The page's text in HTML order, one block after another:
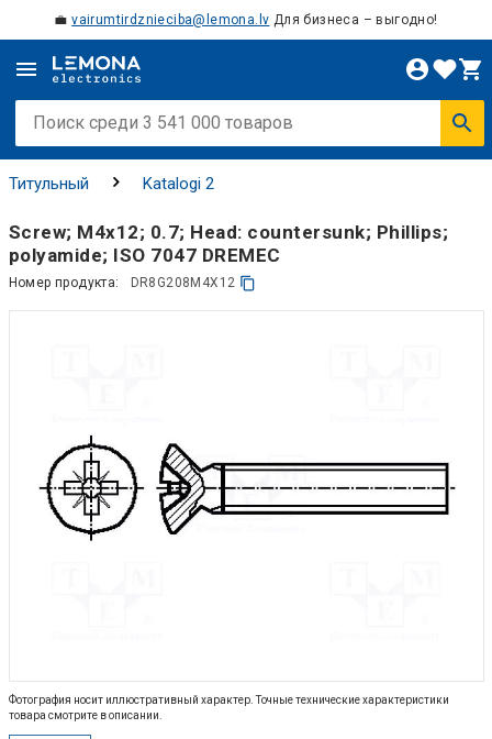
💼vairumtirdznieciba@lemona.lv Для бизнеса – выгодно!
Титульный Katalogi 2
Screw; M4x12; 0.7; Head: countersunk; Phillips;
polyamide; ISO 7047 DREMEC
Номер продукта: DR8G208M4X12
Фотография носит иллюстративный характер. Точные технические характеристики
товара смотрите в описании.